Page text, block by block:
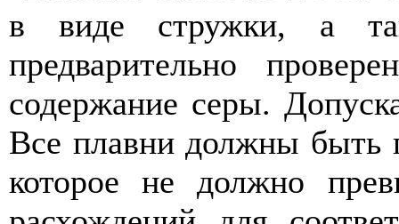
в виде стружки, а
предварительно
содержание серы.
Все плавни должны быть
которое не должно